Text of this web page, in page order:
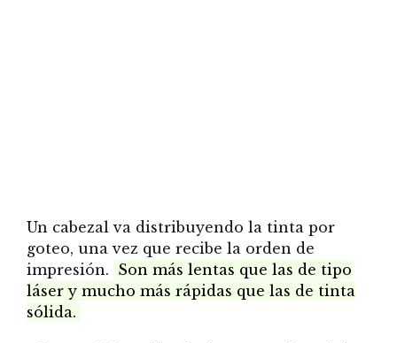
Un cabezal va distribuyendo la tinta por
goteo, una vez que recibe la orden de
impresión. Son más lentas que las de tipo
láser y mucho más rápidas que las de tinta
sólida.